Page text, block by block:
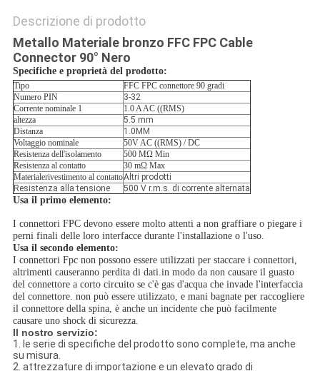
Descrizione di prodotto
Metallo Materiale bronzo FFC FPC Cable
Connector 90° Nero
Specifiche e proprietà del prodotto:
Tipo
FFC FPC connettore 90 gradi
Numero PIN
3-32
Corrente nominale 1
1.0 A AC ((RMS)
altezza
5.5 mm
Distanza
1.0MM
Voltaggio nominale
50V AC ((RMS) / DC
Resistenza dell'isolamento
500 MΩ Min
Resistenza al contatto
30 mΩ Max
Materialerivestimento al contattoAltri prodotti
Resistenza alla tensione
500 V r.m.s. di corrente alternata
Usa il primo elemento:
I connettori FPC devono essere molto attenti a non graffiare o piegare i
perni finali delle loro interfacce durante l'installazione o l'uso.
Usa il secondo elemento:
I connettori Fpc non possono essere utilizzati per staccare i connettori,
altrimenti causeranno perdita di dati.in modo da non causare il guasto
del connettore a corto circuito se c'è gas d'acqua che invade l'interfaccia
del connettore. non può essere utilizzato, e mani bagnate per raccogliere
il connettore della spina, è anche un incidente che può facilmente
causare uno shock di sicurezza.
Il nostro servizio:
1. le serie di specifiche del prodotto sono complete, ma anche
su misura.
2. attrezzature di importazione e un elevato grado di